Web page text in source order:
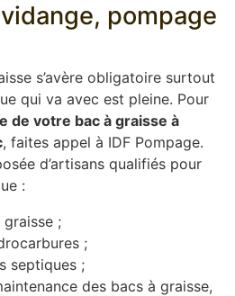
pompage
s’avère obligatoire surtout
qui va avec est pleine. Pour
de votre bac à graisse à
, faites appel à IDF Pompage.
d’artisans qualifiés pour
:
;
;
septiques ;
des bacs à graisse,